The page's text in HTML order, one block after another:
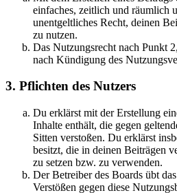
einfaches, zeitlich und räumlich
unentgeltliches Recht, deinen
zu nutzen.
Das Nutzungsrecht nach Punkt
nach Kündigung des
3. Pflichten des Nutzers
Du erklärst mit der Erstellung
Inhalte enthält, die gegen
Sitten verstoßen. Du erklärst
besitzt, die in deinen Beiträgen
zu setzen bzw. zu verwenden.
Der Betreiber des Boards übt
Verstößen gegen diese